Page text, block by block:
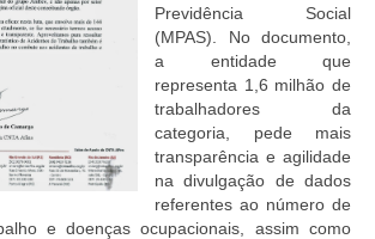
Previdência Social
(MPAS). No documento,
a entidade que
representa 1,6 milhão de
trabalhadores da
categoria, pede mais
transparência e agilidade
na divulgação de dados
referentes ao número de
e doenças ocupacionais, assim como